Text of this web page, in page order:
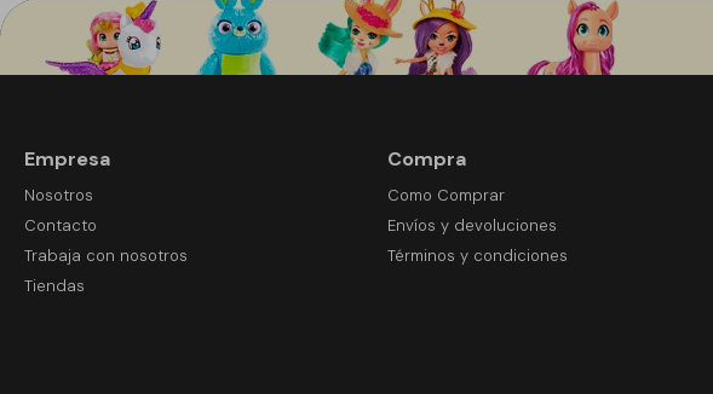
Empresa
Nosotros
Contacto
Trabaja con nosotros
Tiendas
Compra
Como Comprar
Envíos y devoluciones
Términos y condiciones